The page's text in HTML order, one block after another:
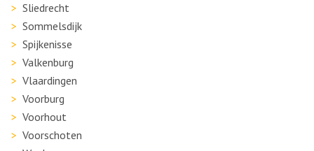
Sliedrecht
Sommelsdijk
Spijkenisse
Valkenburg
Vlaardingen
Voorburg
Voorhout
Voorschoten